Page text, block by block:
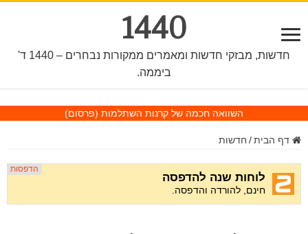
1440
חדשות, מבזקי חדשות ומאמרים ממקורות נבחרים – 1440 ד'
ביממה.
השוואה חכמה של קרנות השתלמות (פרסום)
דף הבית / חדשות